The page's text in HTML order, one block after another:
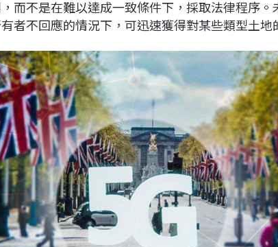
而不是在難以達成一致條件下，採取法律程序。
者不回應的情況下，可迅速獲得對某些類型土地